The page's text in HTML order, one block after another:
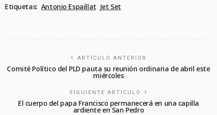
Etiquetas: Antonio Espaillat Jet Set
ARTÍCULO ANTERIOR
Comité Político del PLD pauta su reunión ordinaria de abril este
miércoles
SIGUIENTE ARTICULO
El cuerpo del papa Francisco permanecerá en una capilla
ardiente en San Pedro